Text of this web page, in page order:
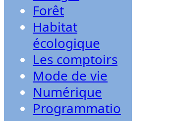
Forêt
Habitat
écologique
Les comptoirs
Mode de vie
Numérique
Programmatio